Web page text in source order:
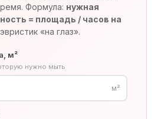
Формула: нужная
= площадь / часов на
«на глаз».
м²
нужно мыть
м²